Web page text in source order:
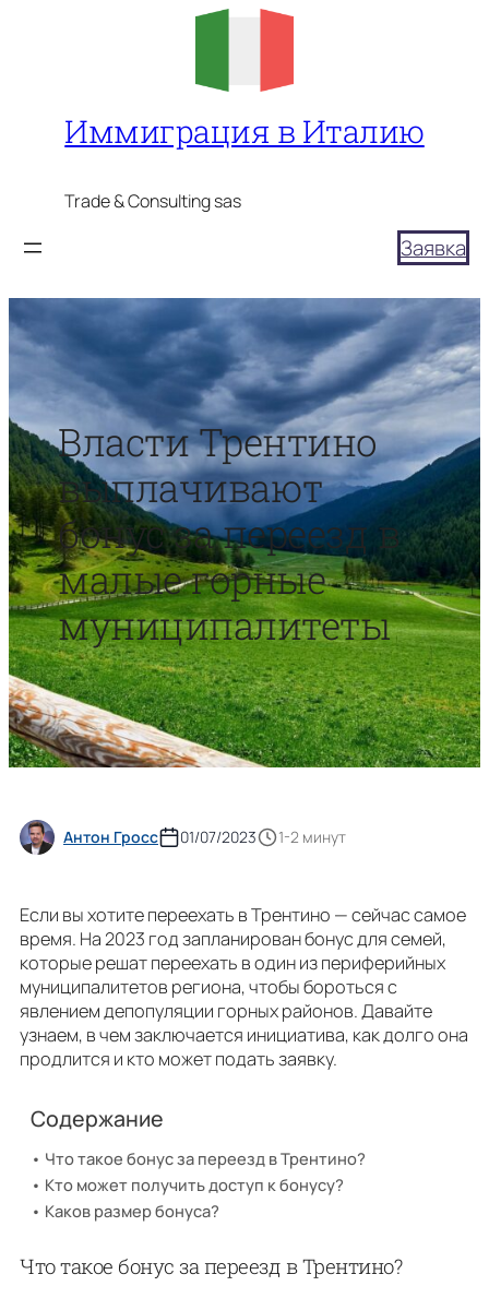
Иммиграция в Италию
Trade & Consulting sas
Заявка
Власти Трентино
выплачивают
бонус за переезд в
малые горные
муниципалитеты
Антон Гросс 01/07/2023 1-2 минут
Если вы хотите переехать в Трентино — сейчас самое
время. На 2023 год запланирован бонус для семей,
которые решат переехать в один из периферийных
муниципалитетов региона, чтобы бороться с
явлением депопуляции горных районов. Давайте
узнаем, в чем заключается инициатива, как долго она
продлится и кто может подать заявку.
Содержание
Что такое бонус за переезд в Трентино?
Кто может получить доступ к бонусу?
Каков размер бонуса?
Что такое бонус за переезд в Трентино?